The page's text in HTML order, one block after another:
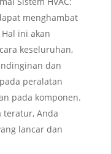
menghambat
ini akan
keseluruhan,
dan
peralatan
pada komponen.
teratur, Anda
lancar dan